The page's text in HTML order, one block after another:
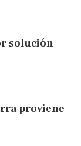
solución
proviene